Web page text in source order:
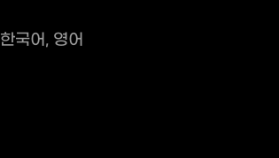
한국어, 영어